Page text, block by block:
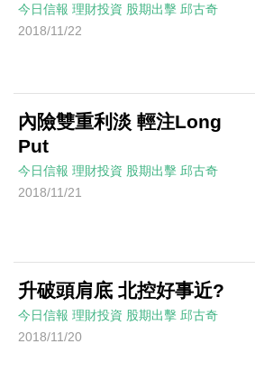
今日信報 理財投資 股期出擊 邱古奇
2018/11/22
內險雙重利淡 輕注Long
Put
今日信報 理財投資 股期出擊 邱古奇
2018/11/21
升破頭肩底 北控好事近?
今日信報 理財投資 股期出擊 邱古奇
2018/11/20